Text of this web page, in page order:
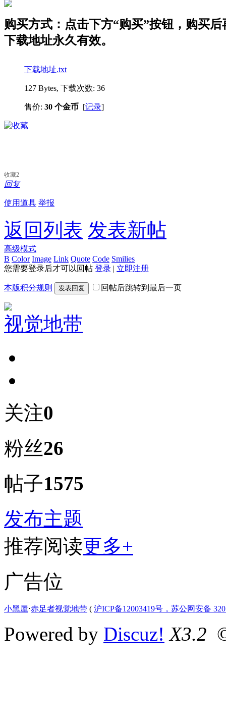
购买方式：点击下方“购买”按钮，购买
下载地址永久有效。
下载地址.txt
127 Bytes, 下载次数: 36
售价: 30 个金币 [记录]
收藏2
回复
使用道具 举报
返回列表 发表新帖
高级模式
B Color Image Link Quote Code Smilies
您需要登录后才可以回帖 登录 | 立即注册
本版积分规则 发表回复 回帖后跳转到最后一页
视觉地带
关注0
粉丝26
帖子1575
发布主题
推荐阅读更多+
广告位
小黑屋⋅赤足者视觉地带 ( 沪ICP备12003419号，苏公网安备
Powered by Discuz! X3.2